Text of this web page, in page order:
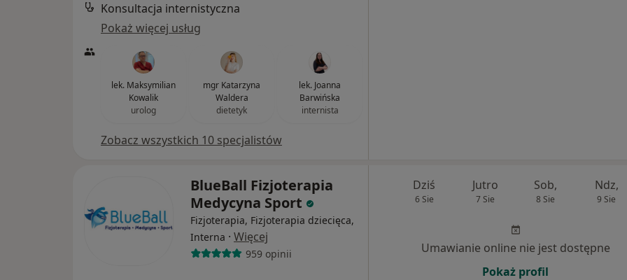
Konsultacja internistyczna
Pokaż więcej usług
lek. Maksymilian
Kowalik
urolog
mgr Katarzyna
Waldera
dietetyk
lek. Joanna
Barwińska
internista
Zobacz wszystkich 10 specjalistów
BlueBall Fizjoterapia
Medycyna Sport
Fizjoterapia, Fizjoterapia dziecięca,
Interna · Więcej
959 opinii
Dziś
6 Sie
Jutro
7 Sie
Sob,
8 Sie
Ndz,
9 Sie
Umawianie online nie jest dostępne
Pokaż profil